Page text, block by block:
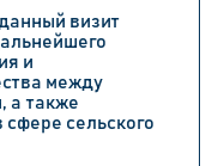
визит
и
между
а также
сельского